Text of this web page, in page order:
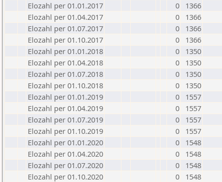
Elozahl per 01.01.2017
0
1366
Elozahl per 01.04.2017
0
1366
Elozahl per 01.07.2017
0
1366
Elozahl per 01.10.2017
0
1366
Elozahl per 01.01.2018
0
1350
Elozahl per 01.04.2018
0
1350
Elozahl per 01.07.2018
0
1350
Elozahl per 01.10.2018
0
1350
Elozahl per 01.01.2019
0
1557
Elozahl per 01.04.2019
0
1557
Elozahl per 01.07.2019
0
1557
Elozahl per 01.10.2019
0
1557
Elozahl per 01.01.2020
0
1548
Elozahl per 01.04.2020
0
1548
Elozahl per 01.07.2020
0
1548
Elozahl per 01.10.2020
0
1548